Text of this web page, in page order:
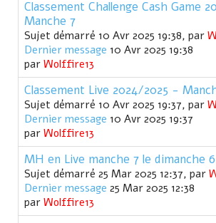
Classement Challenge Cash Game
Manche 7
Sujet démarré 10 Avr 2025 19:38, par
Dernier message 10 Avr 2025 19:38
par Wolffire13
Classement Live 2024/2025 -
Sujet démarré 10 Avr 2025 19:37, par
Dernier message 10 Avr 2025 19:37
par Wolffire13
MH en Live manche 7 le dimanche
Sujet démarré 25 Mar 2025 12:37, par
Dernier message 25 Mar 2025 12:38
par Wolffire13